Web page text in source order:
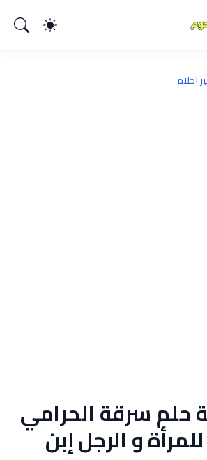
احلام
حلم سرقة الحرامي
و الرجل إبن